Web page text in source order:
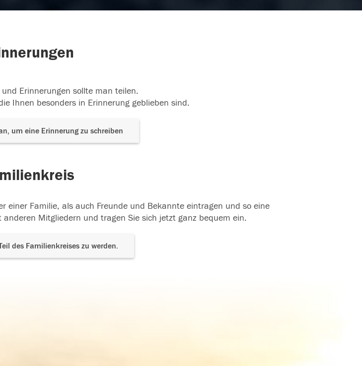
und Erinnerungen sollte man teilen.
Ihnen besonders in Erinnerung geblieben sind.
um eine Erinnerung zu schreiben
einer Familie, als auch Freunde und Bekannte eintragen und so eine
Mitgliedern und tragen Sie sich jetzt ganz bequem ein.
des Familienkreises zu werden.